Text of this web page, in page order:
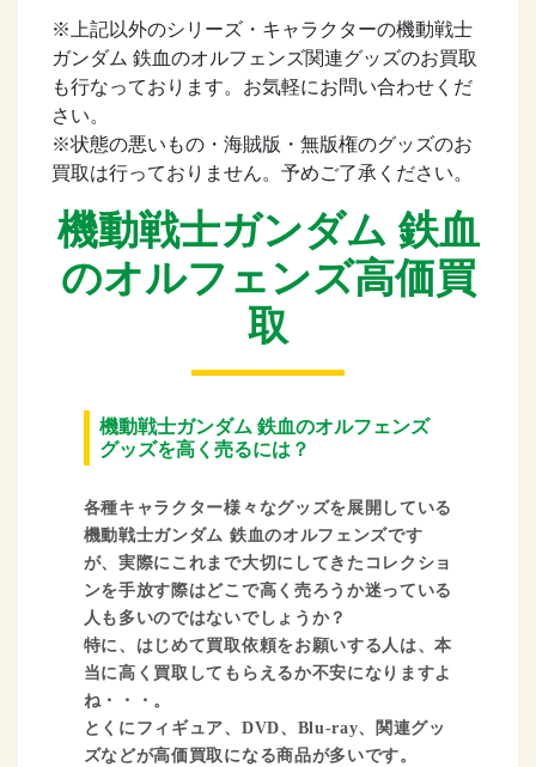
※上記以外のシリーズ・キャラクターの機動戦士
ガンダム 鉄血のオルフェンズ関連グッズのお買取
も行なっております。お気軽にお問い合わせくだ
さい。
※状態の悪いもの・海賊版・無版権のグッズのお
買取は行っておりません。予めご了承ください。
機動戦士ガンダム 鉄血
のオルフェンズ高価買
取
機動戦士ガンダム 鉄血のオルフェンズ
グッズを高く売るには？
各種キャラクター様々なグッズを展開している
機動戦士ガンダム 鉄血のオルフェンズです
が、実際にこれまで大切にしてきたコレクショ
ンを手放す際はどこで高く売ろうか迷っている
人も多いのではないでしょうか？
特に、はじめて買取依頼をお願いする人は、本
当に高く買取してもらえるか不安になりますよ
ね・・・。
とくにフィギュア、DVD、Blu-ray、関連グッ
ズなどが高価買取になる商品が多いです。